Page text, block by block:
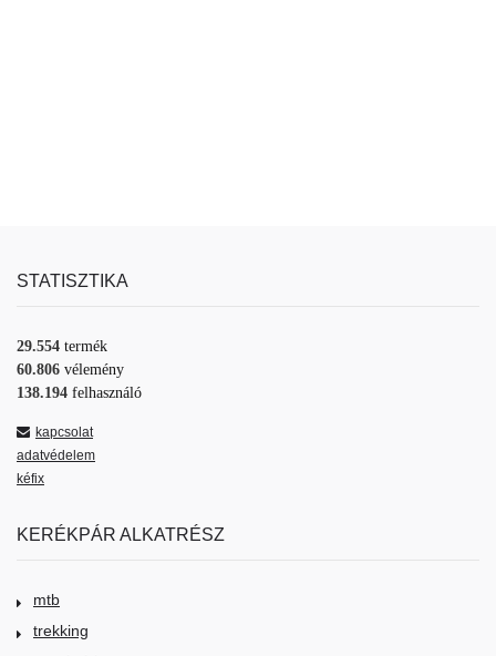
STATISZTIKA
29.554 termék
60.806 vélemény
138.194 felhasználó
kapcsolat
adatvédelem
kéfix
KERÉKPÁR ALKATRÉSZ
mtb
trekking